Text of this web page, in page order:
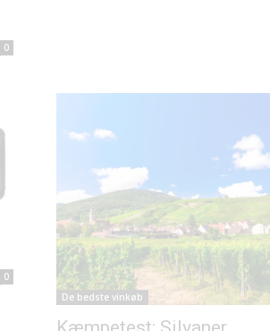
0
0
De bedste vinkøb